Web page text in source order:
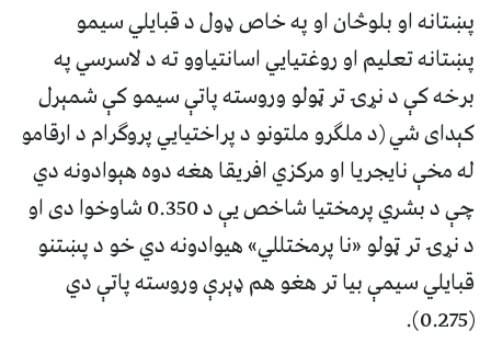
پښتانه او بلوڅان او په خاص ډول د قبایلي سیمو
پښتانه تعلیم او روغتیایي اسانتیاوو ته د لاسرسي په
برخه کې د نړۍ تر ټولو وروسته پاتې سیمو کې شمېرل
کېدای شي (د ملګرو ملتونو د پراختیایي پروګرام د ارقامو
له مخې نایجریا او مرکزي افریقا هغه دوه هېوادونه دي
چې د بشري پرمختیا شاخص یې د 0.350 شاوخوا دی او
د نړۍ تر ټولو «نا پرمختللي» هیوادونه دي خو د پښتنو
قبایلي سیمې بیا تر هغو هم ډېرې وروسته پاتې دي
(0.275).